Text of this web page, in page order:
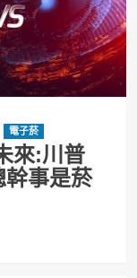
電子菸
來:川普
事是菸